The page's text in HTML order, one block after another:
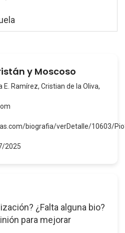
y Moscoso
Ramírez, Cristian de la Oliva,
biografia/verDetalle/10603/
2025
¿Falta alguna bio?
para mejorar